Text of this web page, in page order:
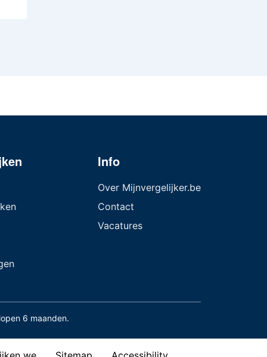
Info
Over Mijnvergelijker.be
Contact
Vacatures
6 maanden.